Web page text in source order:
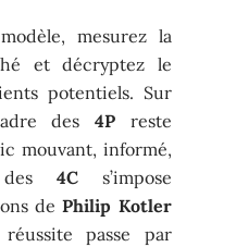
mesurez la
et décryptez le
potentiels. Sur
des4P reste
mouvant, informé,
des 4Cs’impose
dePhilip Kotler
passe par